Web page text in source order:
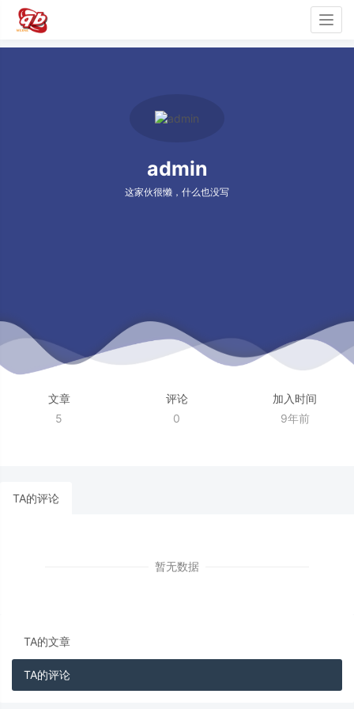
admin
这家伙很懒，什么也没写
文章
5
评论
0
加入时间
9年前
TA的评论
暂无数据
TA的文章
TA的评论